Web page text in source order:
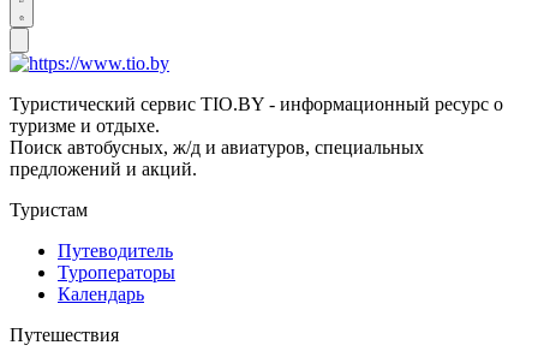
Туристический сервис TIO.BY - информационный ресурс о
туризме и отдыхе.
Поиск автобусных, ж/д и авиатуров, специальных
предложений и акций.
Туристам
Путеводитель
Туроператоры
Календарь
Путешествия